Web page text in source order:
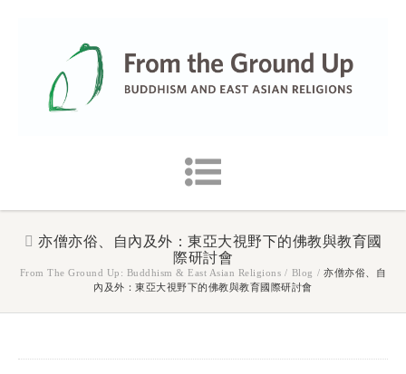
亦僧亦俗、自內及外：東亞大視野下的佛教與教育國
際研討會
From The Ground Up: Buddhism & East Asian Religions / Blog / 亦僧亦俗、自
內及外：東亞大視野下的佛教與教育國際研討會